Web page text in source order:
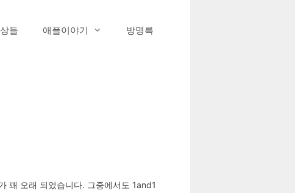
들 애플이야기 방명록
꽤 오래 되었습니다. 그중에서도 1and1